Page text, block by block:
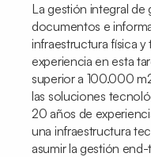
La gestión integral de
documentos e
infraestructura física
experiencia en esta
superior a 100.000
las soluciones
20 años de
una infraestructura
asumir la gestión